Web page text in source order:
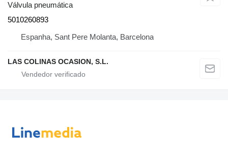
Válvula pneumática
5010260893
Espanha, Sant Pere Molanta, Barcelona
LAS COLINAS OCASION, S.L.